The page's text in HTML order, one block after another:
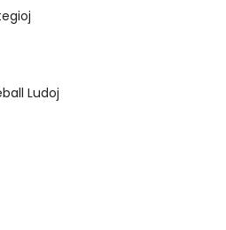
Ludoj